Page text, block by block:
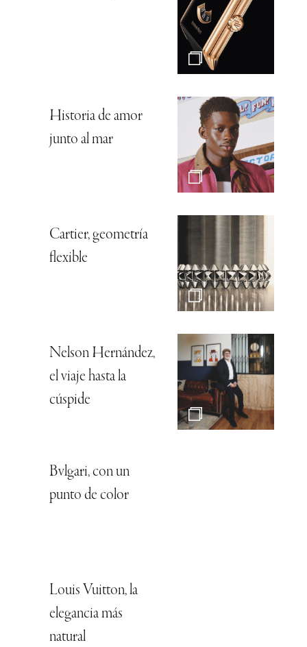
Historia de amor
junto al mar
Cartier, geometría
flexible
Nelson Hernández,
el viaje hasta la
cúspide
Bvlgari, con un
punto de color
Louis Vuitton, la
elegancia más
natural